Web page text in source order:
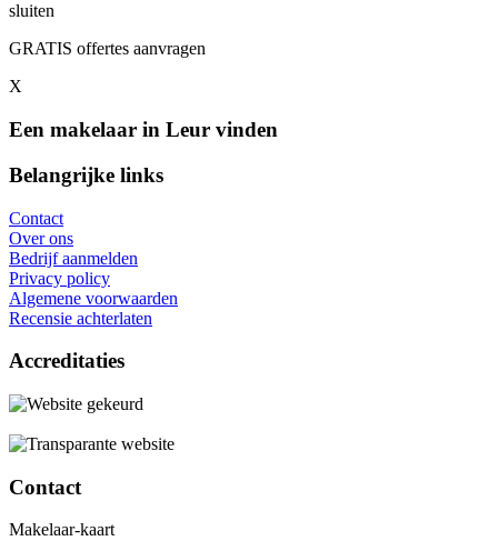
sluiten
GRATIS offertes aanvragen
X
Een makelaar in Leur vinden
Belangrijke links
Contact
Over ons
Bedrijf aanmelden
Privacy policy
Algemene voorwaarden
Recensie achterlaten
Accreditaties
Contact
Makelaar-kaart